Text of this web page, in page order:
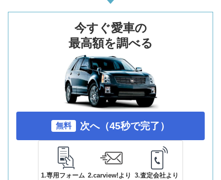
今すぐ愛車の
最高額を調べる
無料 次へ（45秒で完了）
1.専用フォーム 2.carview!より 3.査定会社より